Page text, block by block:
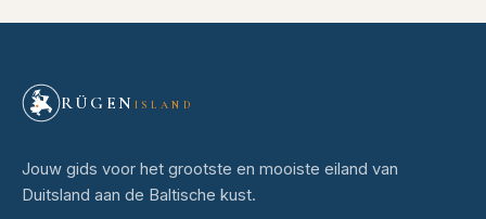
RÜGEN ISLAND
Jouw gids voor het grootste en mooiste eiland van
Duitsland aan de Baltische kust.